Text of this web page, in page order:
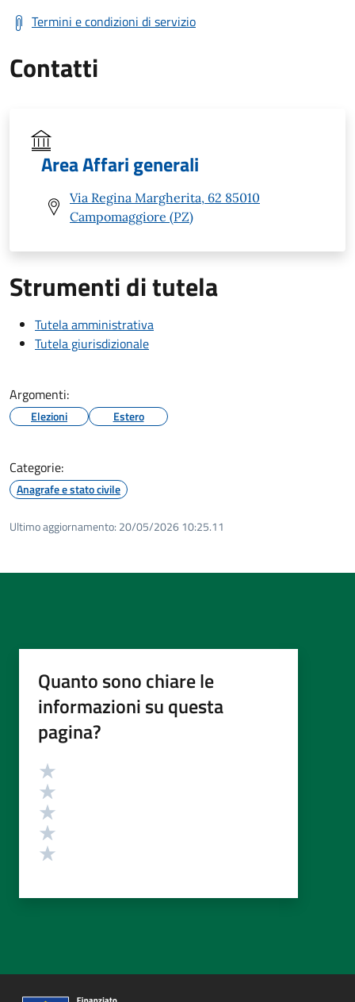
Termini e condizioni di servizio
Contatti
Area Affari generali
Via Regina Margherita, 62 85010
Campomaggiore (PZ)
Strumenti di tutela
Tutela amministrativa
Tutela giurisdizionale
Argomenti:
Elezioni Estero
Categorie:
Anagrafe e stato civile
Ultimo aggiornamento: 20/05/2026 10:25.11
Quanto sono chiare le
informazioni su questa
pagina?
Valutazione